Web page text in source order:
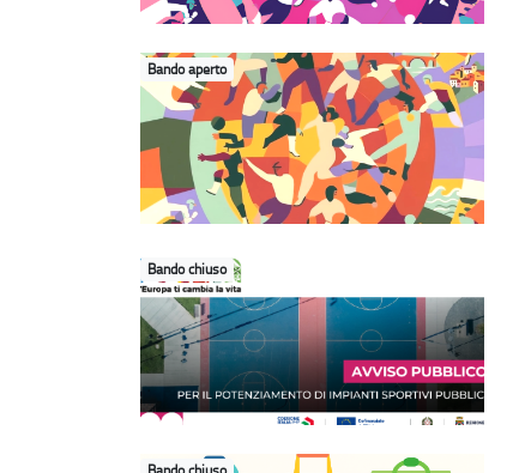
Bando aperto
Bando chiuso